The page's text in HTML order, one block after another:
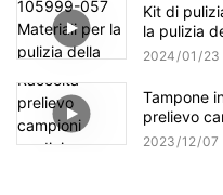
Kit di
la pulizia
2024 01 23
Tampone
prelievo
CM-MFS740
2023 12 07